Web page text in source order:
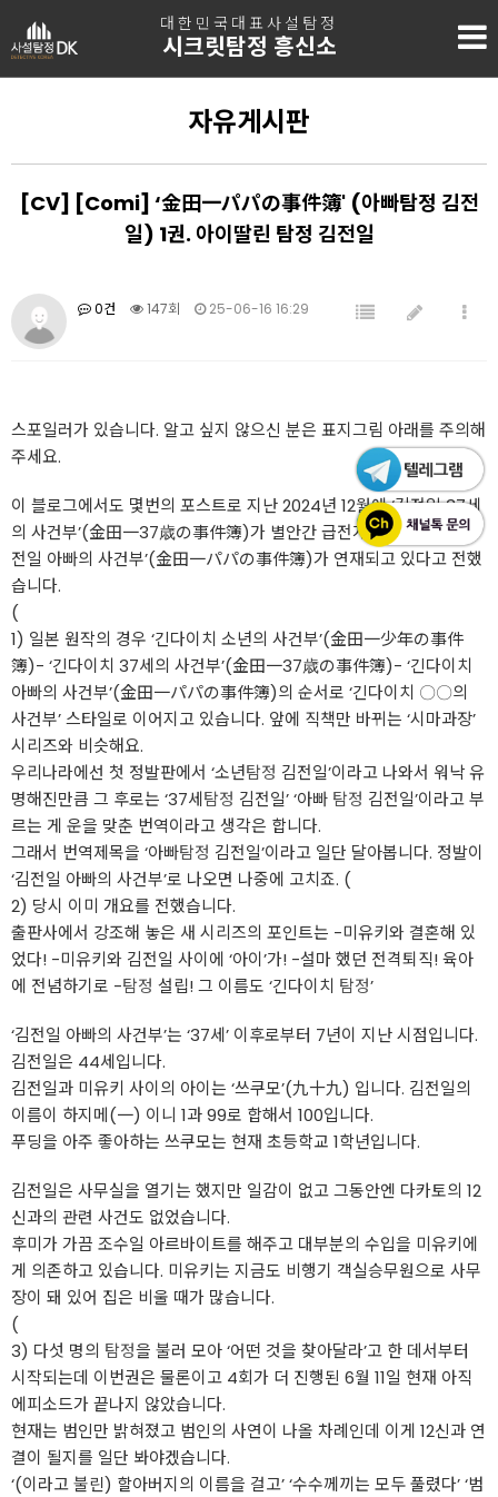
대한민국대표사설탐정
시크릿탐정 흥신소
자유게시판
[CV] [Comi] ‘金田一パパの事件簿' (아빠탐정 김전
일) 1권. 아이딸린 탐정 김전일
0건 147회 25-06-16 16:29
스포일러가 있습니다. 알고 싶지 않으신 분은 표지그림 아래를 주의해
주세요.
이 블로그에서도 몇번의 포스트로 지난 2024년 12월에 ‘김전일 37세
의 사건부’(金田一37歳の事件簿)가 별안간 급전개로 완결된 후 ‘김
전일 아빠의 사건부’(金田一パパの事件簿)가 연재되고 있다고 전했
습니다.
(
1) 일본 원작의 경우 ‘긴다이치 소년의 사건부’(金田一少年の事件
簿)- ‘긴다이치 37세의 사건부’(金田一37歳の事件簿)- ‘긴다이치
아빠의 사건부’(金田一パパの事件簿)의 순서로 ‘긴다이치 〇〇의
사건부’ 스타일로 이어지고 있습니다. 앞에 직책만 바뀌는 ‘시마과장’
시리즈와 비슷해요.
우리나라에선 첫 정발판에서 ‘소년탐정 김전일’이라고 나와서 워낙 유
명해진만큼 그 후로는 ‘37세탐정 김전일’ ‘아빠 탐정 김전일’이라고 부
르는 게 운을 맞춘 번역이라고 생각은 합니다.
그래서 번역제목을 ‘아빠탐정 김전일’이라고 일단 달아봅니다. 정발이
‘김전일 아빠의 사건부’로 나오면 나중에 고치죠. (
2) 당시 이미 개요를 전했습니다.
출판사에서 강조해 놓은 새 시리즈의 포인트는 -미유키와 결혼해 있
었다! -미유키와 김전일 사이에 ‘아이’가! -설마 했던 전격퇴직! 육아
에 전념하기로 -탐정 설립! 그 이름도 ‘긴다이치 탐정’
‘김전일 아빠의 사건부’는 ‘37세’ 이후로부터 7년이 지난 시점입니다.
김전일은 44세입니다.
김전일과 미유키 사이의 아이는 ‘쓰쿠모’(九十九) 입니다. 김전일의
이름이 하지메(一) 이니 1과 99로 합해서 100입니다.
푸딩을 아주 좋아하는 쓰쿠모는 현재 초등학교 1학년입니다.
김전일은 사무실을 열기는 했지만 일감이 없고 그동안엔 다카토의 12
신과의 관련 사건도 없었습니다.
후미가 가끔 조수일 아르바이트를 해주고 대부분의 수입을 미유키에
게 의존하고 있습니다. 미유키는 지금도 비행기 객실승무원으로 사무
장이 돼 있어 집은 비울 때가 많습니다.
(
3) 다섯 명의 탐정을 불러 모아 ‘어떤 것을 찾아달라’고 한 데서부터
시작되는데 이번권은 물론이고 4회가 더 진행된 6월 11일 현재 아직
에피소드가 끝나지 않았습니다.
현재는 범인만 밝혀졌고 범인의 사연이 나올 차례인데 이게 12신과 연
결이 될지를 일단 봐야겠습니다.
‘(이라고 불린) 할아버지의 이름을 걸고’ ‘수수께끼는 모두 풀렸다’ ‘범